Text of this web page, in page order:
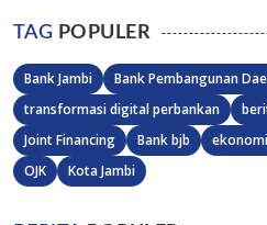
TAG POPULER
Bank Jambi
Bank Pembangunan
transformasi digital perbankan
Joint Financing
Bank bjb
OJK
Kota Jambi